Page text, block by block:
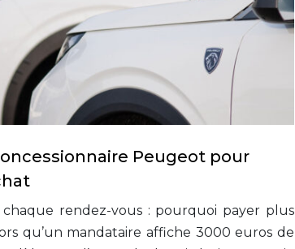
Peugeot pour
rendez-vous : pourquoi payer plus
qu’un mandataire affiche 3000 euros de